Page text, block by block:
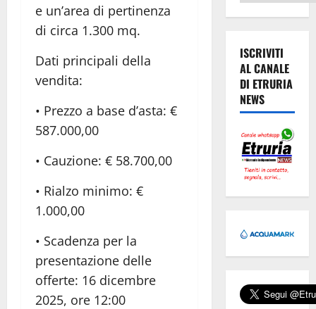
e un’area di pertinenza
di circa 1.300 mq.
Dati principali della
vendita:
• Prezzo a base d’asta: €
587.000,00
• Cauzione: € 58.700,00
• Rialzo minimo: €
1.000,00
• Scadenza per la
presentazione delle
offerte: 16 dicembre
2025, ore 12:00
ISCRIVITI
AL CANALE
DI ETRURIA
NEWS